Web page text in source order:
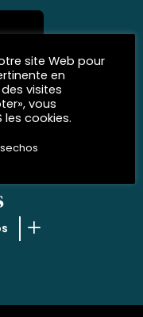
site Web pour
en
visites
vous
les cookies.